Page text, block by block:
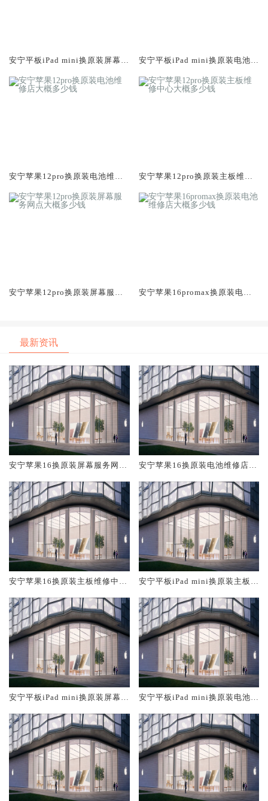
安宁平板iPad mini换原装屏幕服
安宁平板iPad mini换原装电池维
安宁苹果12pro换原装电池维修
安宁苹果12pro换原装主板维修
安宁苹果12pro换原装屏幕服务
安宁苹果16promax换原装电池
最新资讯
安宁苹果16换原装屏幕服务网点
安宁苹果16换原装电池维修店大
安宁苹果16换原装主板维修中心
安宁平板iPad mini换原装主板维
安宁平板iPad mini换原装屏幕服
安宁平板iPad mini换原装电池维